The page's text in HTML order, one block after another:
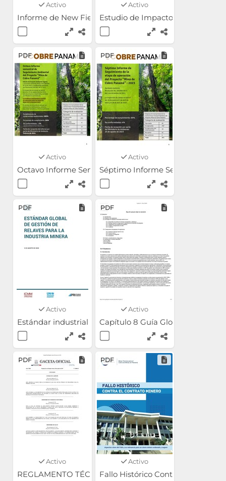
Activo
Informe de New Fields Instalación de Depósito de
Activo
Estudio de Impacto Ambiental y
PDF
Activo
Octavo Informe Semestral de Seguimiento Ambiental
PDF
Activo
Séptimo Informe Semestral de
PDF
Activo
Estándar industrial mundial sobre gestión de relaves
PDF
Activo
Capítulo 8 Guía Global de
PDF
Activo
REGLAMENTO TÉCNICO DGNTI-COPANIT 35-2019
PDF
Activo
Fallo Histórico Contra Contrato